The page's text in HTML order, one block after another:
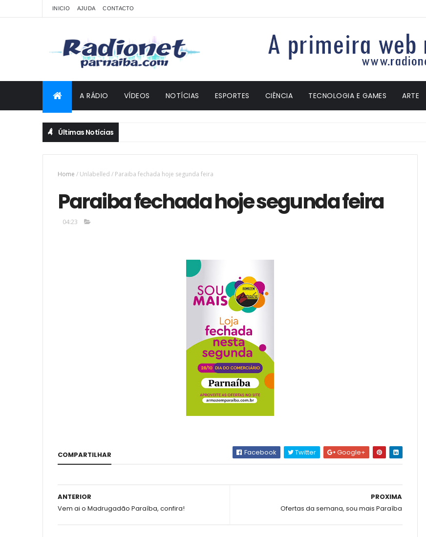
INICIO AJUDA CONTACTO
A RÁDIO VÍDEOS NOTÍCIAS ESPORTES CIÊNCIA TECNOLOGIA E GAMES ARTE
Últimas Notícias
Home / Unlabelled / Paraiba fechada hoje segunda feira
Paraiba fechada hoje segunda feira
04:23
COMPARTILHAR Facebook Twitter Google+
PROXIMA
Ofertas da semana, sou mais Paraíba
ANTERIOR
Vem ai o Madrugadão Paraíba, confira!